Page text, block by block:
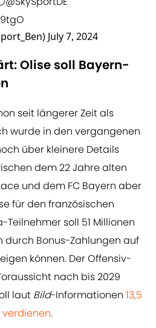
July 7, 2024
Olise soll Bayern-
seit längerer Zeit als
wurde in den vergangenen
über kleinere Details
dem 22 Jahre alten
und dem FC Bayern aber
für den französischen
soll 51 Millionen
durch Bonus-Zahlungen auf
können. Der Offensiv-
nach bis 2029
laut Bild-Informationen 13,5
verdienen.